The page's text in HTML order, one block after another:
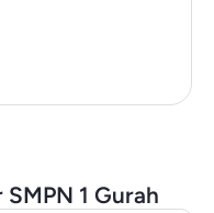
1 Gurah